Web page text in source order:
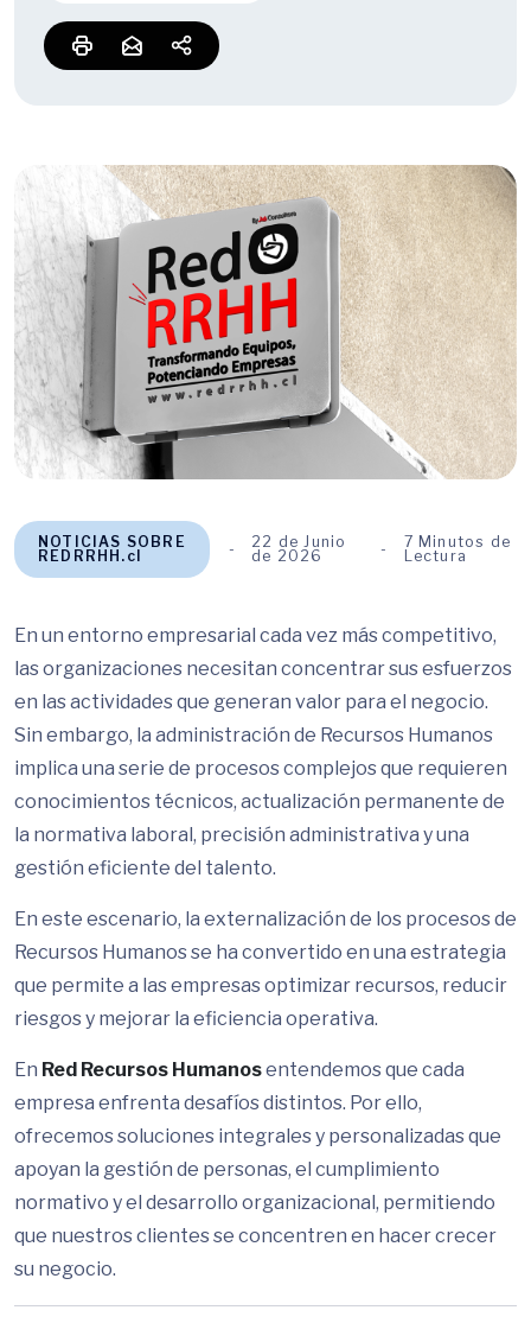
NOTICIAS SOBRE
REDRRHH.cl
22 de Junio
de 2026
7 Minutos de
Lectura
En un entorno empresarial cada vez más competitivo,
las organizaciones necesitan concentrar sus esfuerzos
en las actividades que generan valor para el negocio.
Sin embargo, la administración de Recursos Humanos
implica una serie de procesos complejos que requieren
conocimientos técnicos, actualización permanente de
la normativa laboral, precisión administrativa y una
gestión eficiente del talento.
En este escenario, la externalización de los procesos de
Recursos Humanos se ha convertido en una estrategia
que permite a las empresas optimizar recursos, reducir
riesgos y mejorar la eficiencia operativa.
En Red Recursos Humanosentendemos que cada
empresa enfrenta desafíos distintos. Por ello,
ofrecemos soluciones integrales y personalizadas que
apoyan la gestión de personas, el cumplimiento
normativo y el desarrollo organizacional, permitiendo
que nuestros clientes se concentren en hacer crecer
su negocio.